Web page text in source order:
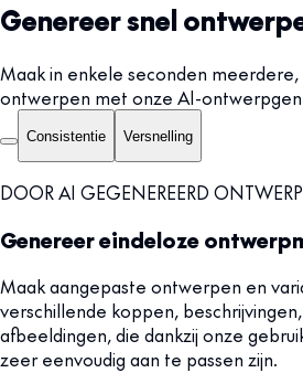
Genereer snel
Maak in enkele seconden
ontwerpen met onze AI-
Consistentie Versnelling
DOOR AI GEGENEREERD ONTWERP
Genereer eindeloze
Maak aangepaste ontwerpen en
verschillende koppen,
afbeeldingen, die dankzij onze
zeer eenvoudig aan te passen zijn.